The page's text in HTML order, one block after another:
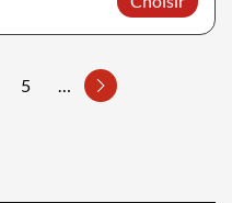
5 … Page suivante